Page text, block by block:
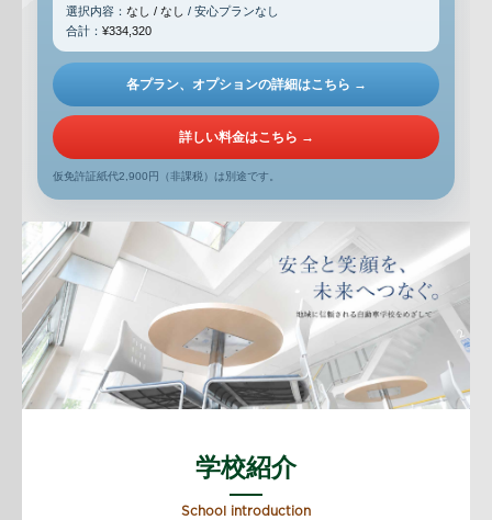
選択内容： なし / なし / 安心プランなし
合計： ¥334,320
各プラン、オプションの詳細はこちら →
詳しい料金はこちら →
仮免許証紙代2,900円（非課税）は別途です。
学校紹介
School introduction